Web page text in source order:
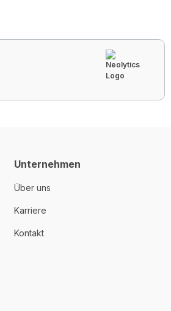
Unternehmen
Über uns
Karriere
Kontakt